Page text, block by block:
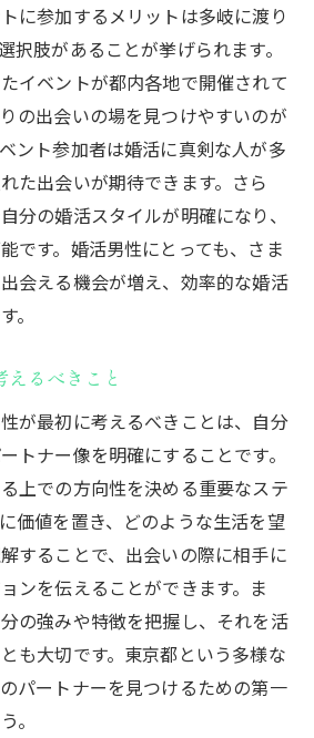
の競争を勝ち抜くためには
が求められる東京都の婚活事情
る多様な価値観の受け入れ
を深めるための交流法
活での多様性の重要性
観を持つパートナーとの付き合
る柔軟な心構え
持つ人々との交流のヒント
活のための自己分析
活市場での競争力を高めるには
る柔軟性と適応力の重要性
出会いを最大限に活かす方法
へ導く具体的なアプローチ
促す婚活の活用法
性の特徴を東京都の事例から学
事例に学ぶ婚活のポイント
に参加するメリットは多岐に渡り
択肢があることが挙げられます。
イベントが都内各地で開催されて
の出会いの場を見つけやすいのが
ント参加者は婚活に真剣な人が多
た出会いが期待できます。さら
分の婚活スタイルが明確になり、
です。婚活男性にとっても、さま
会える機会が増え、効率的な婚活
。
るべきこと
が最初に考えるべきことは、自分
トナー像を明確にすることです。
上での方向性を決める重要なステ
価値を置き、どのような生活を望
することで、出会いの際に相手に
ンを伝えることができます。ま
の強みや特徴を把握し、それを活
も大切です。東京都という多様な
パートナーを見つけるための第一
。